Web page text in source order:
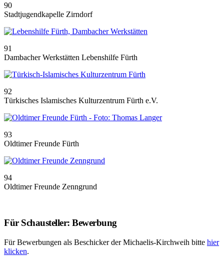
90
Stadtjugendkapelle Zirndorf
91
Dambacher Werkstätten Lebenshilfe Fürth
92
Türkisches Islamisches Kulturzentrum Fürth e.V.
93
Oldtimer Freunde Fürth
94
Oldtimer Freunde Zenngrund
Für Schausteller: Bewerbung
Für Bewerbungen als Beschicker der Michaelis-Kirchweih bitte hier
klicken.